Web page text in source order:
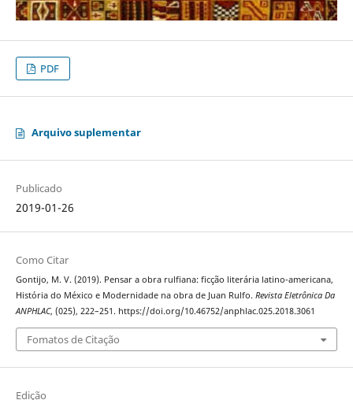
PDF
Arquivo suplementar
Publicado
2019-01-26
Como Citar
Gontijo, M. V. (2019). Pensar a obra rulfiana: ficção literária latino-americana,
História do México e Modernidade na obra de Juan Rulfo. Revista Eletrônica Da
ANPHLAC, (025), 222–251. https://doi.org/10.46752/anphlac.025.2018.3061
Fomatos de Citação
Edição